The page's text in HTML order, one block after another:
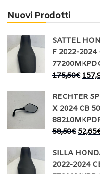
Nuovi Prodotti
SATTEL
F 2022-2024
175,50€
RECHTER
X 2024 CB
58,50€ 52,65
SILLA
2022-2024